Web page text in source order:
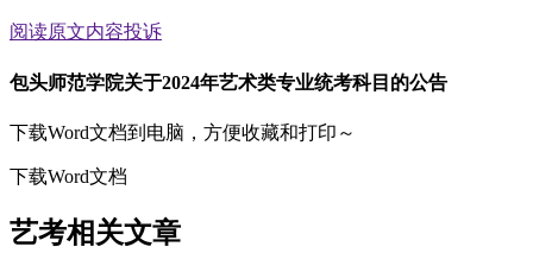
阅读原文内容投诉
包头师范学院关于2024年艺术类专业统考科目的公告
下载Word文档到电脑，方便收藏和打印～
下载Word文档
艺考相关文章